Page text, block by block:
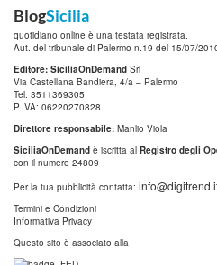
BlogSicilia
quotidiano online è una testata registrata.
Aut. del tribunale di Palermo n.19 del 15/07/
Editore: SiciliaOnDemand Srl
Via Castellana Bandiera, 4/a – Palermo
Tel: 3511369305
P.IVA: 06220270828
Direttore responsabile: Manlio Viola
SiciliaOnDemand è iscritta al Registro degli
con il numero 24809
Per la tua pubblicità contatta:
Termini e Condizioni
Informativa Privacy
Questo sito è associato alla